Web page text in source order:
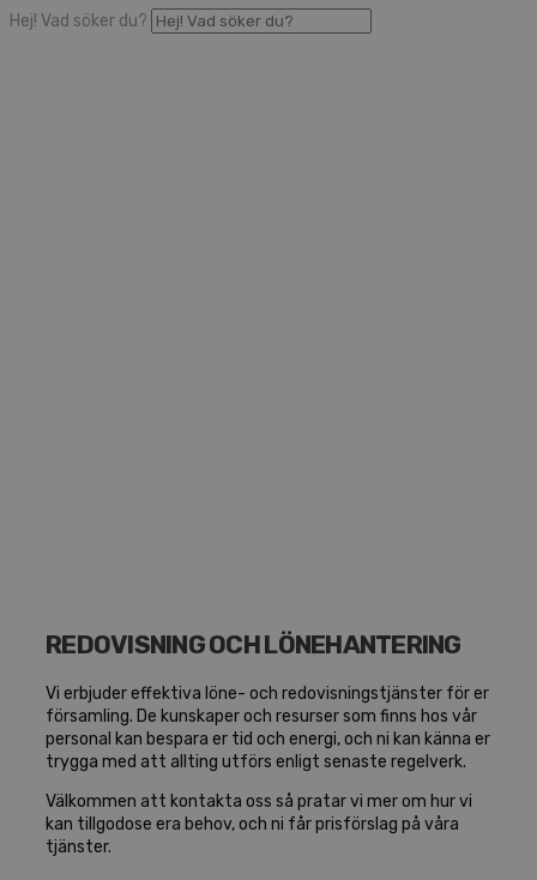
Hej! Vad söker du?
REDOVISNING OCH LÖNEHANTERING
Vi erbjuder effektiva löne- och redovisningstjänster för er
församling. De kunskaper och resurser som finns hos vår
personal kan bespara er tid och energi, och ni kan känna er
trygga med att allting utförs enligt senaste regelverk.
Välkommen att kontakta oss så pratar vi mer om hur vi
kan tillgodose era behov, och ni får prisförslag på våra
tjänster.